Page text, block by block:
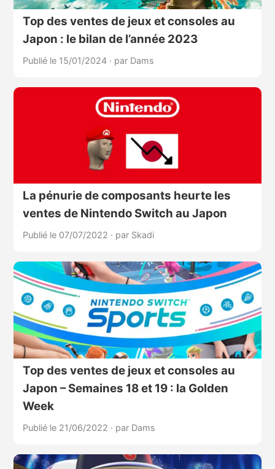
Top des ventes de jeux et consoles au
Japon : le bilan de l’année 2023
Publié le 15/01/2024 · par Dams
La pénurie de composants heurte les
ventes de Nintendo Switch au Japon
Publié le 07/07/2022 · par Skadi
Top des ventes de jeux et consoles au
Japon – Semaines 18 et 19 : la Golden
Week
Publié le 21/06/2022 · par Dams